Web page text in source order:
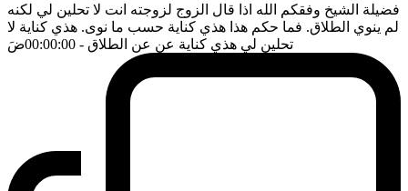
فضيلة الشيخ وفقكم الله اذا قال الزوج لزوجته انت لا تحلين لي لكنه
لم ينوي الطلاق. فما حكم هذا هذي كناية حسب ما نوى. هذي كناية لا
تحلين لي هذي كناية عن عن الطلاق - 00:00:00 ضَ